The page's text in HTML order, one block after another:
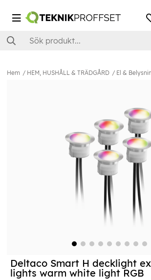
Hem HEM, HUSHÅLL & TRÄDGÅRD El &
Deltaco Smart H decklight
lights warm white light RGB